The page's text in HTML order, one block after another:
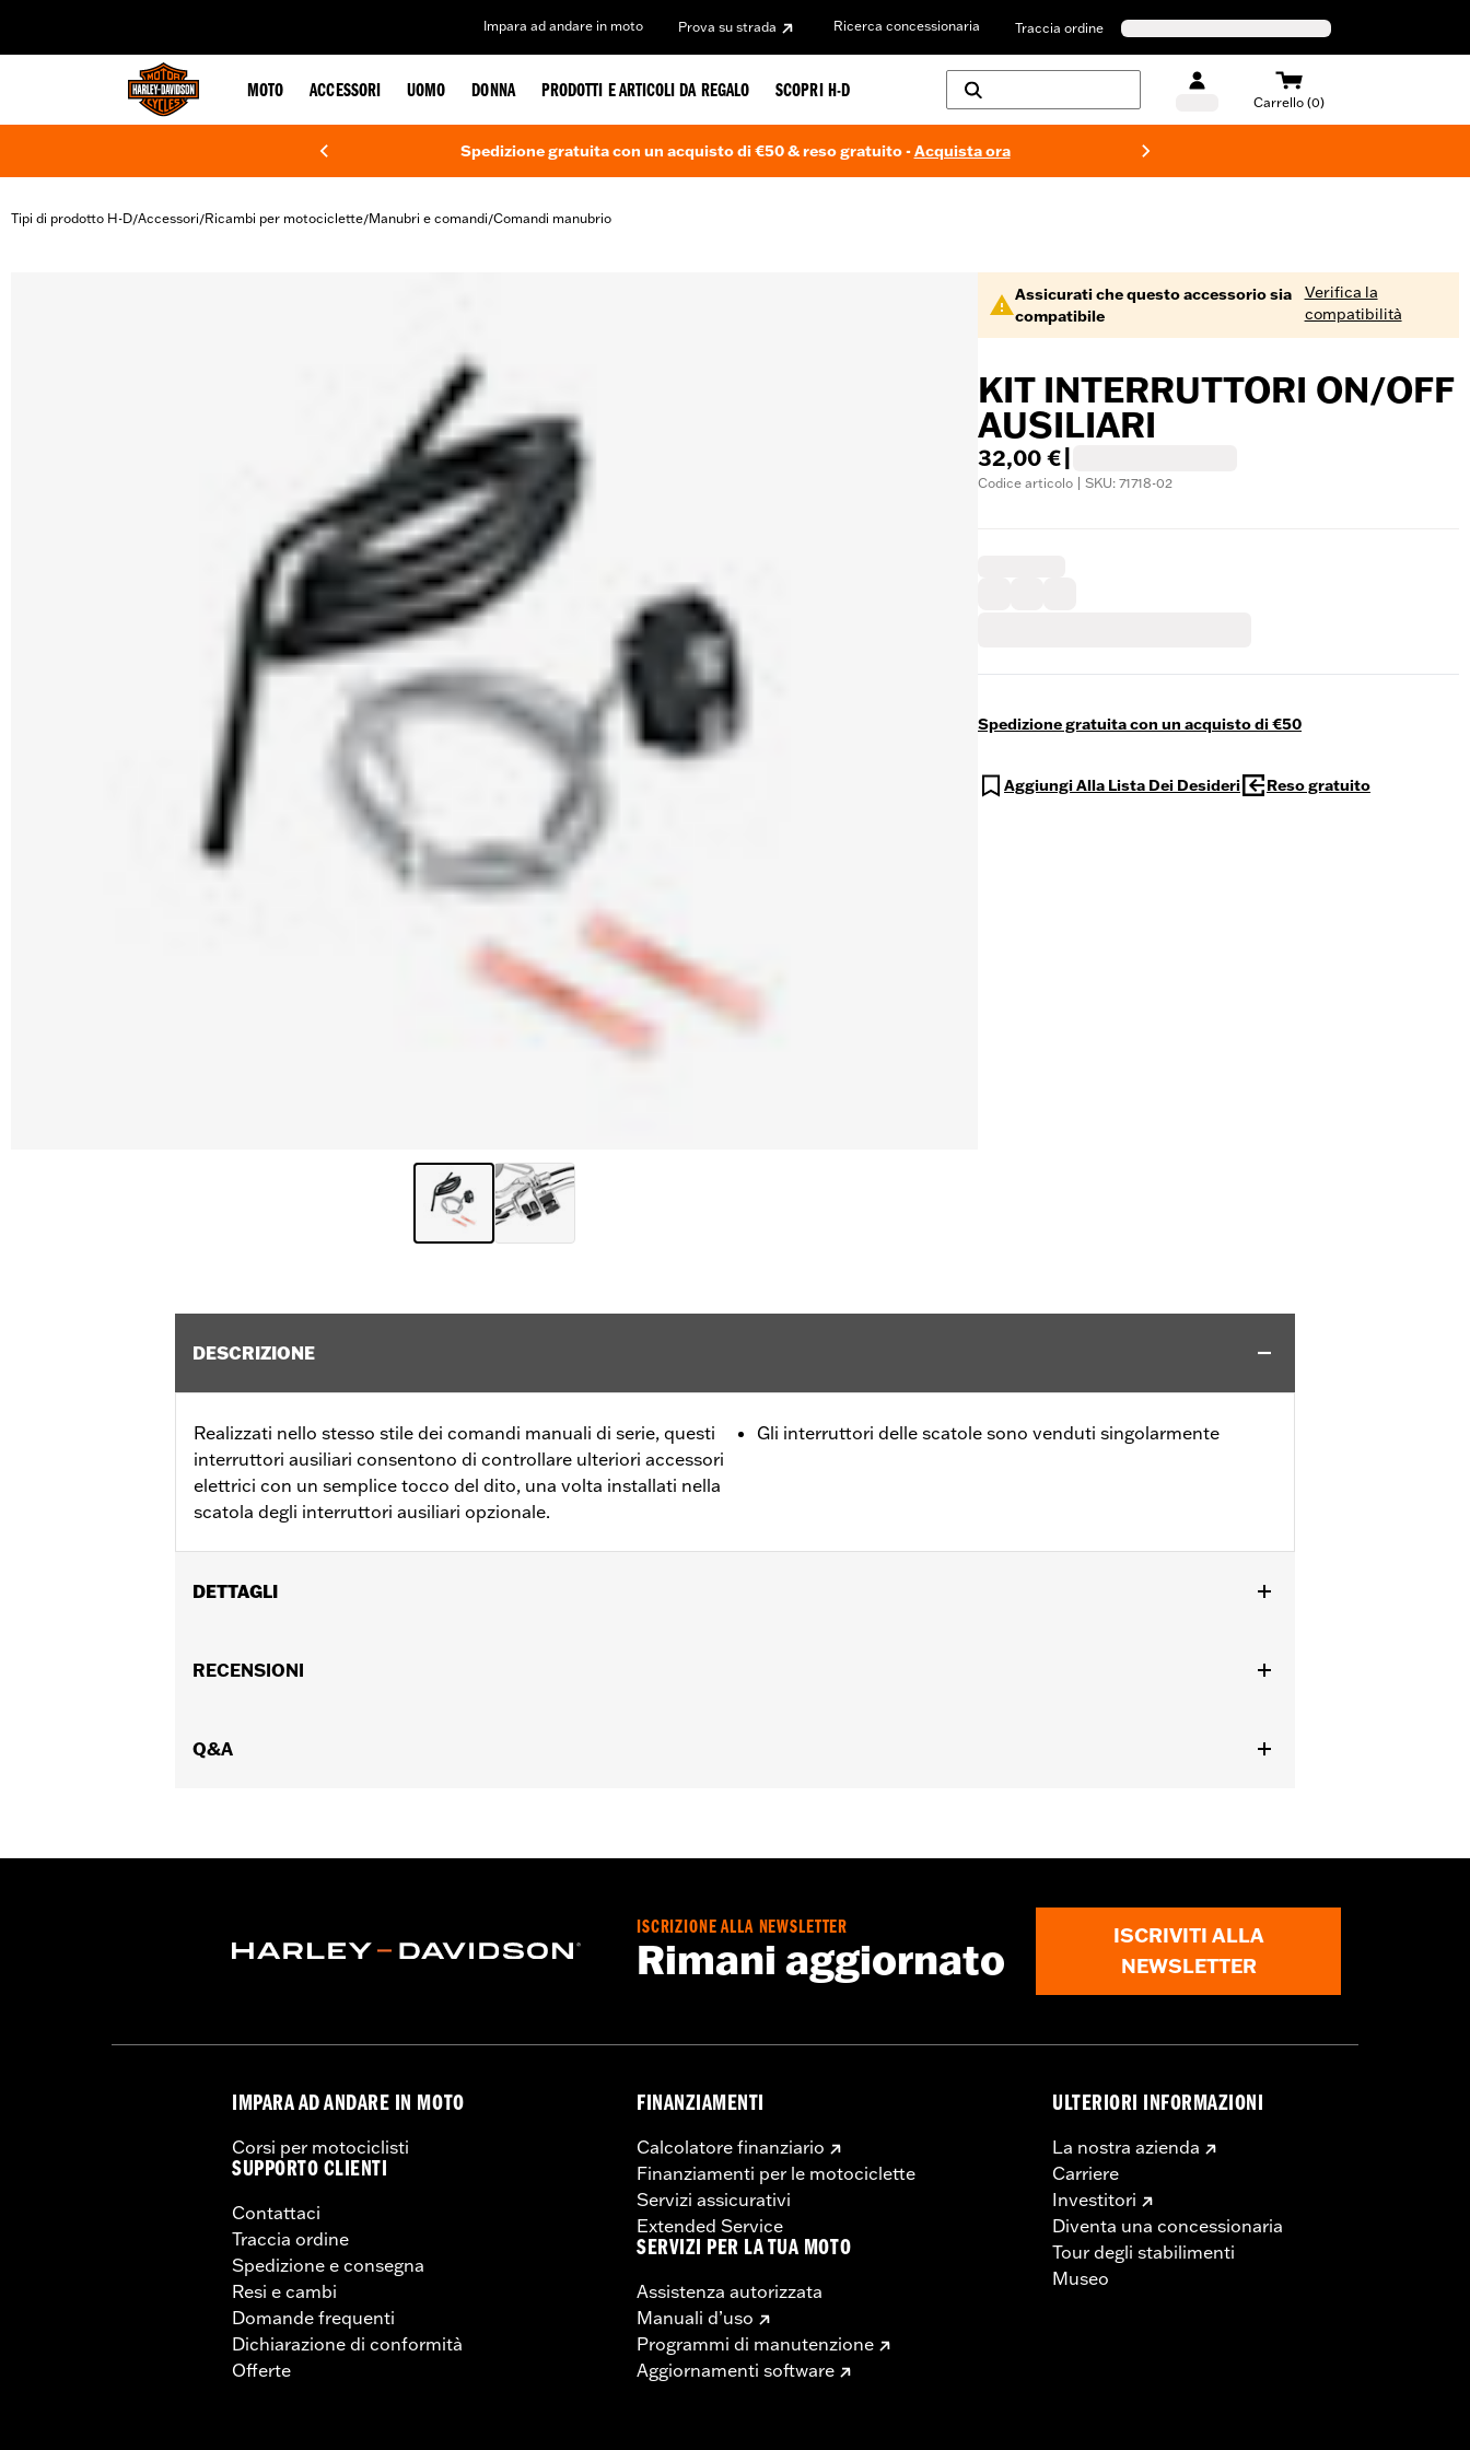
Impara ad andare in moto Prova su strada Ricerca concessionaria Traccia ordine
MOTO ACCESSORI UOMO DONNA PRODOTTI E ARTICOLI DA REGALO SCOPRI H-D
Carrello (0)
Spedizione gratuita con un acquisto di €50 & reso gratuito -Acquista ora
Tipi di prodotto H-D/Accessori/Ricambi per motociclette/Manubri e comandi/Comandi manubrio
Assicurati che questo accessorio sia
compatibile
Verifica la
compatibilità
KIT INTERRUTTORI ON/OFF
AUSILIARI
32,00 €
Codice articolo | SKU: 71718-02
Spedizione gratuita con un acquisto di €50
Aggiungi Alla Lista Dei Desideri Reso gratuito
DESCRIZIONE
Realizzati nello stesso stile dei comandi manuali di serie, questi
interruttori ausiliari consentono di controllare ulteriori accessori
elettrici con un semplice tocco del dito, una volta installati nella
scatola degli interruttori ausiliari opzionale.
Gli interruttori delle scatole sono venduti singolarmente
DETTAGLI
Istruzioni di installazione
Contenuto della confezione:
RECENSIONI
Q&A
ISCRIZIONE ALLA NEWSLETTER
Rimani aggiornato
ISCRIVITI ALLA
NEWSLETTER
IMPARA AD ANDARE IN MOTO
Corsi per motociclisti
SUPPORTO CLIENTI
Contattaci
Traccia ordine
Spedizione e consegna
Resi e cambi
Domande frequenti
Dichiarazione di conformità
Offerte
FINANZIAMENTI
Calcolatore finanziario
Finanziamenti per le motociclette
Servizi assicurativi
Extended Service
SERVIZI PER LA TUA MOTO
Assistenza autorizzata
Manuali d’uso
Programmi di manutenzione
Aggiornamenti software
ULTERIORI INFORMAZIONI
La nostra azienda
Carriere
Investitori
Diventa una concessionaria
Tour degli stabilimenti
Museo